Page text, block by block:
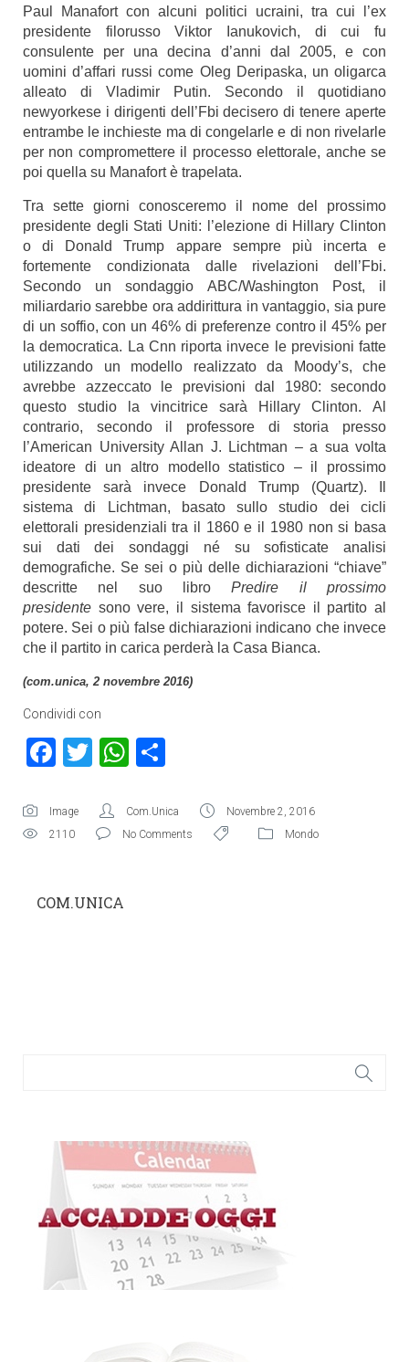
Paul Manafort con alcuni politici ucraini, tra cui l’ex
presidente filorusso Viktor Ianukovich, di cui fu
consulente per una decina d’anni dal 2005, e con
uomini d’affari russi come Oleg Deripaska, un oligarca
alleato di Vladimir Putin. Secondo il quotidiano
newyorkese i dirigenti dell’Fbi decisero di tenere aperte
entrambe le inchieste ma di congelarle e di non rivelarle
per non compromettere il processo elettorale, anche se
poi quella su Manafort è trapelata.
Tra sette giorni conosceremo il nome del prossimo
presidente degli Stati Uniti: l’elezione di Hillary Clinton
o di Donald Trump appare sempre più incerta e
fortemente condizionata dalle rivelazioni dell’Fbi.
Secondo un sondaggio ABC/Washington Post, il
miliardario sarebbe ora addirittura in vantaggio, sia pure
di un soffio, con un 46% di preferenze contro il 45% per
la democratica. La Cnn riporta invece le previsioni fatte
utilizzando un modello realizzato da Moody’s, che
avrebbe azzeccato le previsioni dal 1980: secondo
questo studio la vincitrice sarà Hillary Clinton. Al
contrario, secondo il professore di storia presso
l’American University Allan J. Lichtman – a sua volta
ideatore di un altro modello statistico – il prossimo
presidente sarà invece Donald Trump (Quartz). Il
sistema di Lichtman, basato sullo studio dei cicli
elettorali presidenziali tra il 1860 e il 1980 non si basa
sui dati dei sondaggi né su sofisticate analisi
demografiche. Se sei o più delle dichiarazioni “chiave”
descritte nel suo libroPredire il prossimo
presidente sono vere, il sistema favorisce il partito al
potere. Sei o più false dichiarazioni indicano che invece
che il partito in carica perderà la Casa Bianca.
(com.unica, 2 novembre 2016)
Condividi con
Facebook
TwitterWhatsApp
Image Com.Unica
Novembre 2, 2016
2110
No Comments Mondo
COM.UNICA